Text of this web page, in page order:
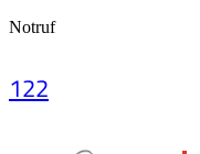
Notruf
122